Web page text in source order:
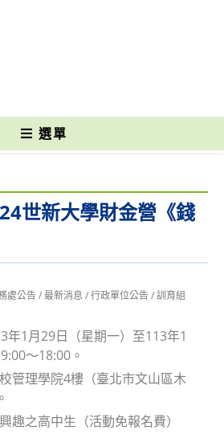
選單
世新大學財金營《錢
處公告/最新消息 /行政單位公告/訓育組
年1月29日（星期一）至113年1
～18:00。
管理學院4樓（臺北市文山區木
趣之高中生（活動免報名費）